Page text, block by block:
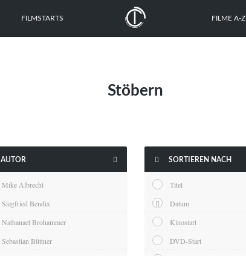
FILMSTARTS FILME A-Z
Stöbern
AUTOR 
Mike Albrecht
Siegfried Bendix
Nathanael Brohammer
Sebastian Büttner
 SORTIEREN NACH
Titel
Datum
Kinostart
DVD-Start